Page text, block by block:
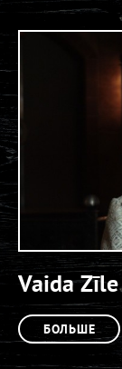
Vaida Zīle
БОЛЬШЕ